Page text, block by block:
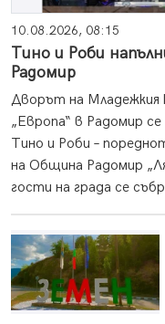
10.08.2026, 08:15
Тино и Роби
Радомир
Дворът на Младежкия
„Европа“ в Радомир се
Тино и Роби –
на Община Радомир
гости на града се